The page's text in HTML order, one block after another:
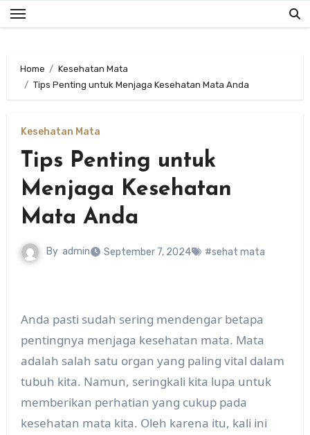
Skip
to
Home
Kesehatan Mata
Tips Penting untuk Menjaga Kesehatan Mata Anda
Kesehatan Mata
Tips Penting untuk
Menjaga Kesehatan
Mata Anda
By admin September 7, 2024 #sehat mata
Anda pasti sudah sering mendengar betapa
pentingnya menjaga kesehatan mata. Mata
adalah salah satu organ yang paling vital dalam
tubuh kita. Namun, seringkali kita lupa untuk
memberikan perhatian yang cukup pada
kesehatan mata kita. Oleh karena itu, kali ini